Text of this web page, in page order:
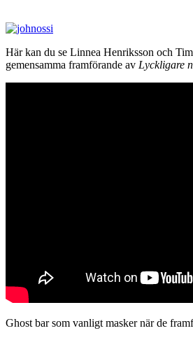
Här kan du se Linnea Henriksson och
gemensamma framförande av Lyckligare
Ghost bar som vanligt masker när de